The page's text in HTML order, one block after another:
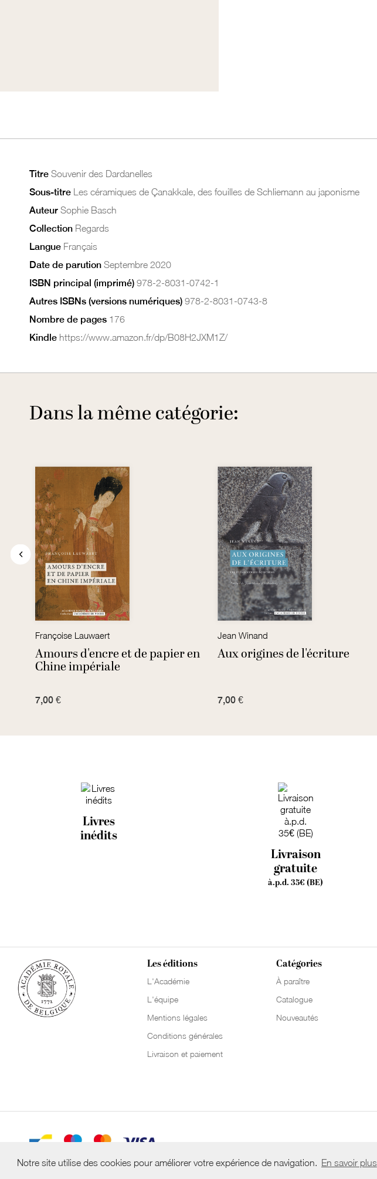
Notre site utilise des cookies pour améliorer votre expérience de navigation. En savoir plus
Titre Souvenir des Dardanelles
Sous-titre Les céramiques de Çanakkale, des fouilles de Schliemann au japonisme
Auteur Sophie Basch
Collection Regards
Langue Français
Date de parution Septembre 2020
ISBN principal (imprimé) 978-2-8031-0742-1
Autres ISBNs (versions numériques) 978-2-8031-0743-8
Nombre de pages 176
Kindle https://www.amazon.fr/dp/B08H2JXM1Z/
Dans la même catégorie:
Françoise Lauwaert
Amours d'encre et de papier en
Chine impériale
7,00 €
Jean Winand
Aux origines de l'écriture
7,00 €
Livres
inédits
Livraison
gratuite
à.p.d. 35€ (BE)
Les éditions
L'Académie
L'équipe
Mentions légales
Conditions générales
Livraison et paiement
Catégories
À paraître
Catalogue
Nouveautés